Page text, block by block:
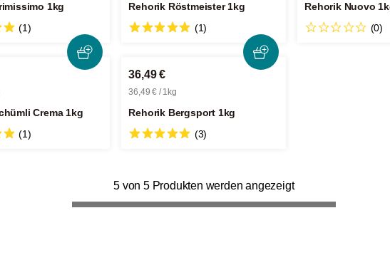
1kg
(1)
Rehorik Röstmeister 1kg
(1)
Rehorik Nuovo
(0)
Crema 1kg
(1)
36,49 €
36,49 € / 1kg
Rehorik Bergsport 1kg
(3)
5 von 5 Produkten werden angezeigt